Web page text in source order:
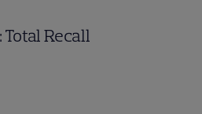
Recall